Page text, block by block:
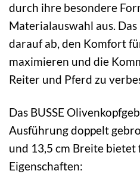
durch ihre besondere
Materialauswahl aus.
darauf ab, den Komfort
maximieren und die
Reiter und Pferd zu
Das BUSSE
Ausführung doppelt
und 13,5 cm Breite bietet
Eigenschaften: